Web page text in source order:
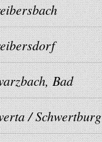
Bad
/ Schwertburg